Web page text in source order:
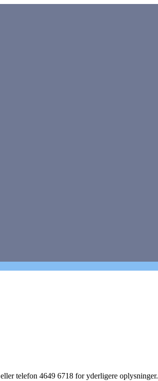
eller telefon 4649 6718 for yderligere oplysninger.